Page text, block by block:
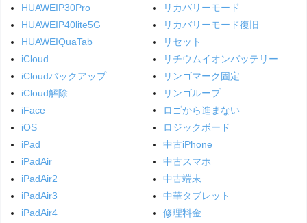
HUAWEIP30Pro
HUAWEIP40lite5G
HUAWEIQuaTab
iCloud
iCloudバックアップ
iCloud解除
iFace
iOS
iPad
iPadAir
iPadAir2
iPadAir3
iPadAir4
リカバリーモード
リカバリーモード復旧
リセット
リチウムイオンバッテリー
リンゴマーク固定
リンゴループ
ロゴから進まない
ロジックボード
中古iPhone
中古スマホ
中古端末
中華タブレット
修理料金